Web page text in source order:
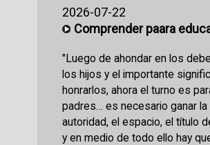
2026-07-22
Comprender paara
"Luego de ahondar en los
los hijos y el importante
honrarlos, ahora el turno es
padres… es necesario ganar la
autoridad, el espacio, el título
y en medio de todo ello hay